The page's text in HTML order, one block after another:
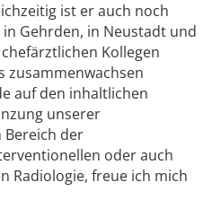
ist er auch noch
Gehrden, in Neustadt und
Kollegen
zusammenwachsen
auf den inhaltlichen
unserer
Bereich der
oder auch
Radiologie, freue ich mich